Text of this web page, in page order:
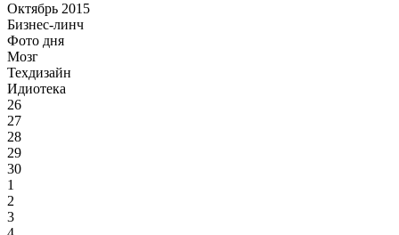
Октябрь 2015
Бизнес-линч
Фото дня
Мозг
Техдизайн
Идиотека
26
27
28
29
30
1
2
3